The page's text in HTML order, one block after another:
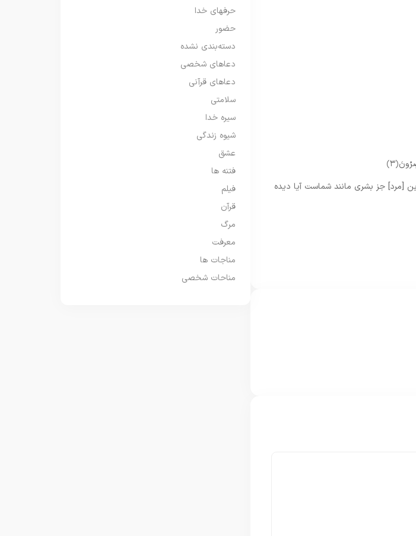
﴿۳﴾
[مرد] جز بشرى مانند شماست آيا ديده
حرفهای خدا
حضور
دسته‌بندی نشده
دعاهای شخصی
دعاهای قرآنی
سلامتی
سیره خدا
شیوه زندگی
عشق
فتنه ها
فیلم
قرآن
مرگ
معرفت
مناجات ها
مناحات شخصی